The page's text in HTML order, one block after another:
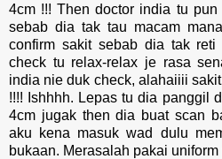
4cm !!! Then doctor india tu
sebab dia tak tau macam
confirm sakit sebab dia tak
check tu relax-relax je rasa
india nie duk check, alahaiiii
!!!! Ishhhh. Lepas tu dia panggil
4cm jugak then dia buat scan
aku kena masuk wad dulu
bukaan. Merasalah pakai